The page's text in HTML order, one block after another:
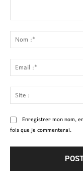
:
Enregistrer mon nom,
fois que je commenterai.